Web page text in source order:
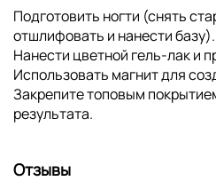
Подготовить ногти (снять
отшлифовать и нанести базу).
Нанести цветной гель-лак и
Использовать магнит для
Закрепите топовым
результата.
Отзывы